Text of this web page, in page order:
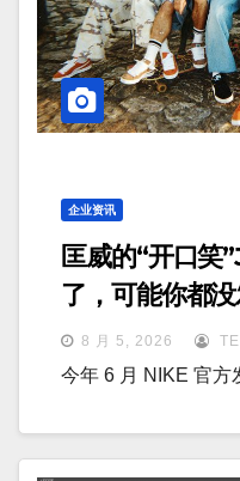
企业资讯
匡威的“开口
了，可能你都
8 月 5, 2026
今年 6 月 NIKE 官